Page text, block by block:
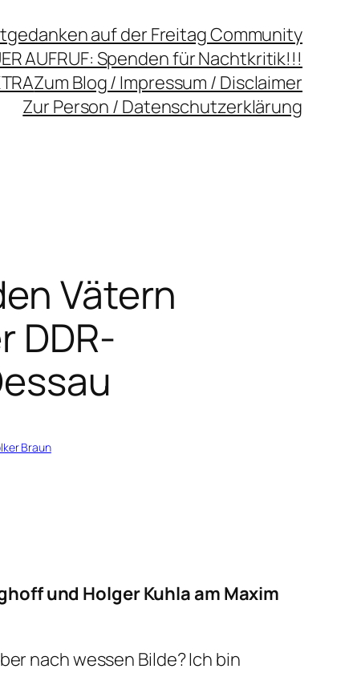
auf der Freitag Community
AUFRUF: Spenden für Nachtkritik!!!
Zum Blog / Impressum / Disclaimer
Zur Person / Datenschutzerklärung
Vätern
DDR-
Braun
und Holger Kuhla am Maxim
nach wessen Bilde? Ich bin